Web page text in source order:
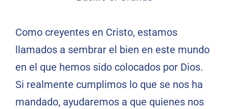
Como creyentes en Cristo, estamos
llamados a sembrar el bien en este mundo
en el que hemos sido colocados por Dios.
Si realmente cumplimos lo que se nos ha
mandado, ayudaremos a que quienes nos